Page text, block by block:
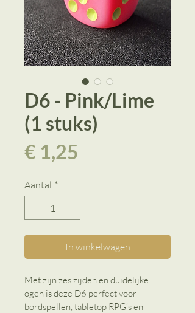
D6 - Pink/Lime
(1 stuks)
€ 1,25
Aantal *
In winkelwagen
Met zijn zes zijden en duidelijke
ogen is deze D6 perfect voor
bordspellen, tabletop RPG’s en